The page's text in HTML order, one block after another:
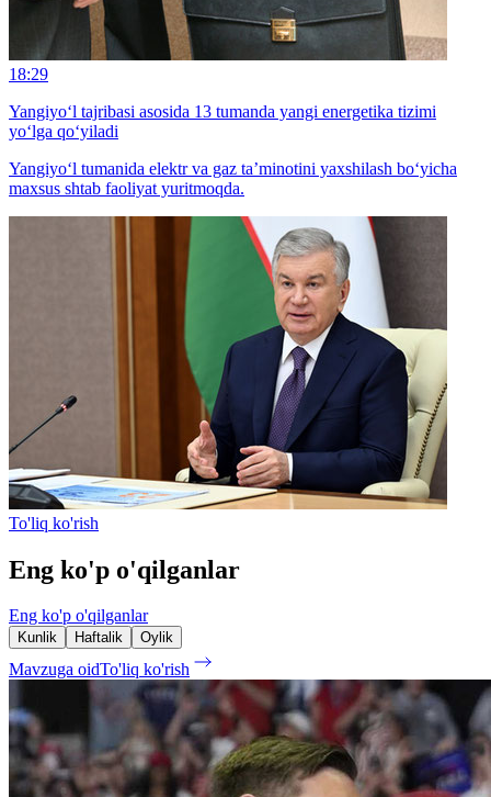
18:29
Yangiyo‘l tajribasi asosida 13 tumanda yangi energetika tizimi
yo‘lga qo‘yiladi
Yangiyo‘l tumanida elektr va gaz ta’minotini yaxshilash bo‘yicha
maxsus shtab faoliyat yuritmoqda.
To'liq ko'rish
Eng ko'p o'qilganlar
Eng ko'p o'qilganlar
Kunlik Haftalik Oylik
Mavzuga oidTo'liq ko'rish